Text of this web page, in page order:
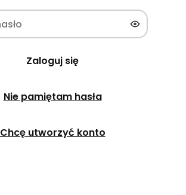
Zaloguj się
Nie pamiętam hasła
Chcę utworzyć konto